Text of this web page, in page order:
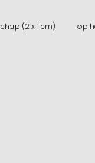
(2 x 1 cm)
op